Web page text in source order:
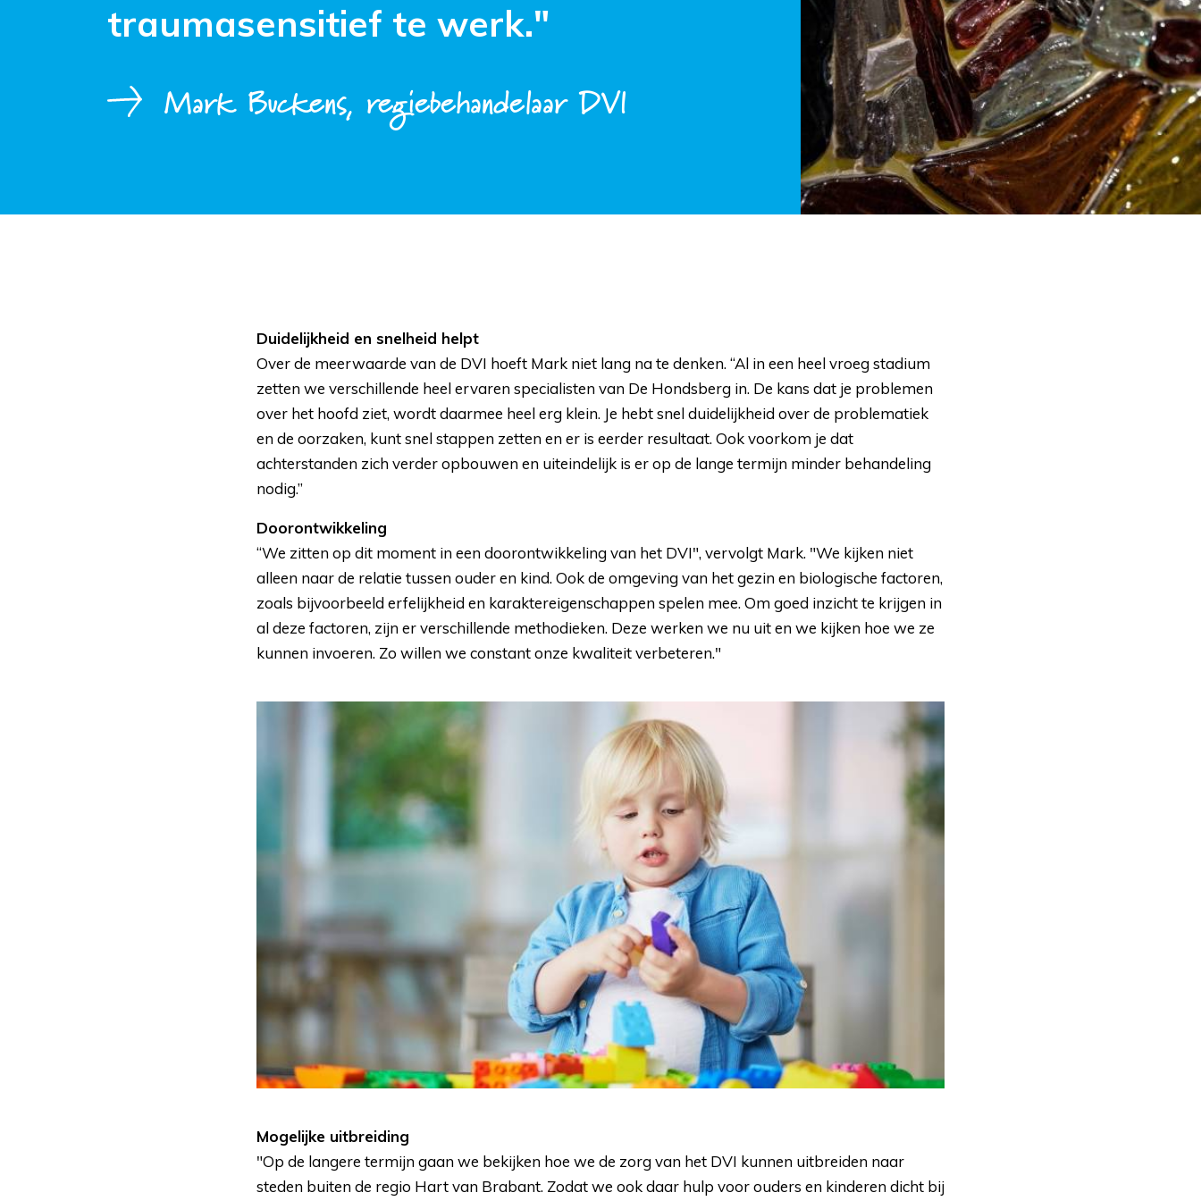
traumasensitief te werk."
Mark Buckens, regiebehandelaar DVI
Duidelijkheid en snelheid helpt
Over de meerwaarde van de DVI hoeft Mark niet lang na te denken. “Al in een heel vroeg stadium
zetten we verschillende heel ervaren specialisten van De Hondsberg in. De kans dat je problemen
over het hoofd ziet, wordt daarmee heel erg klein. Je hebt snel duidelijkheid over de problematiek
en de oorzaken, kunt snel stappen zetten en er is eerder resultaat. Ook voorkom je dat
achterstanden zich verder opbouwen en uiteindelijk is er op de lange termijn minder behandeling
nodig.”
Doorontwikkeling
“We zitten op dit moment in een doorontwikkeling van het DVI", vervolgt Mark. "We kijken niet
alleen naar de relatie tussen ouder en kind. Ook de omgeving van het gezin en biologische factoren,
zoals bijvoorbeeld erfelijkheid en karaktereigenschappen spelen mee. Om goed inzicht te krijgen in
al deze factoren, zijn er verschillende methodieken. Deze werken we nu uit en we kijken hoe we ze
kunnen invoeren. Zo willen we constant onze kwaliteit verbeteren."
Mogelijke uitbreiding
"Op de langere termijn gaan we bekijken hoe we de zorg van het DVI kunnen uitbreiden naar
steden buiten de regio Hart van Brabant. Zodat we ook daar hulp voor ouders en kinderen dicht bij